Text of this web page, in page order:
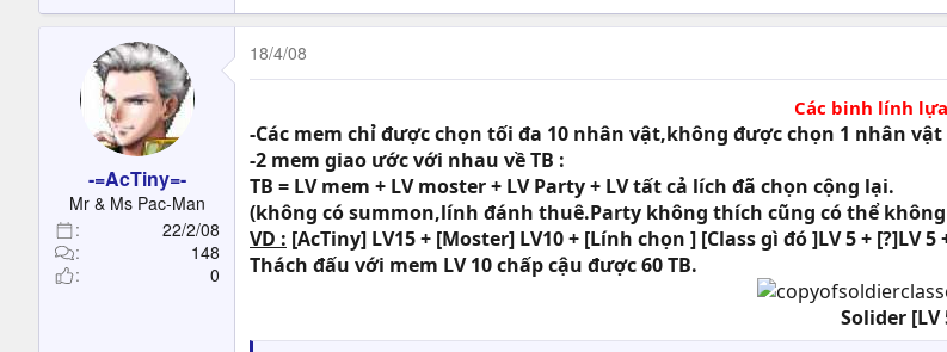
-=AcTiny=-
Mr & Ms Pac-Man
22/2/08
148
0
18/4/08
Các binh lính
-Các mem chỉ được chọn tối đa 10 nhân vật,không được chọn 1 nhân vật
-2 mem giao ước với nhau về TB :
TB = LV mem + LV moster + LV Party + LV tất cả lích đã chọn cộng lại.
(không có summon,lính đánh thuê.Party không thích cũng có thể không
VD : [AcTiny] LV15 + [Moster] LV10 + [Lính chọn ] [Class gì đó ]LV 5 + [?]LV 5
Thách đấu với mem LV 10 chấp cậu được 60 TB.
Solider [LV